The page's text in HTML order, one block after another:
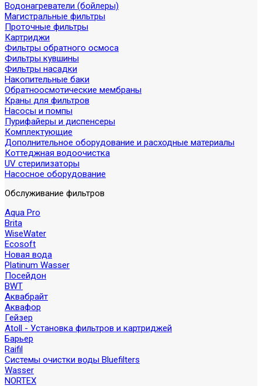
Водонагреватели (бойлеры)
Магистральные фильтры
Проточные фильтры
Картриджи
Фильтры обратного осмоса
Фильтры кувшины
Фильтры насадки
Накопительные баки
Обратноосмотические мембраны
Краны для фильтров
Насосы и помпы
Пурифайеры и диспенсеры
Комплектующие
Дополнительное оборудование и расходные материалы
Коттеджная водоочистка
UV стерилизаторы
Насосное оборудование
Обслуживание фильтров
Aqua Pro
Brita
WiseWater
Ecosoft
Новая вода
Platinum Wasser
Посейдон
BWT
Аквабрайт
Аквафор
Гейзер
Atoll - Установка фильтров и картриджей
Барьер
Raifil
Системы очистки воды Bluefilters
Wasser
NORTEX